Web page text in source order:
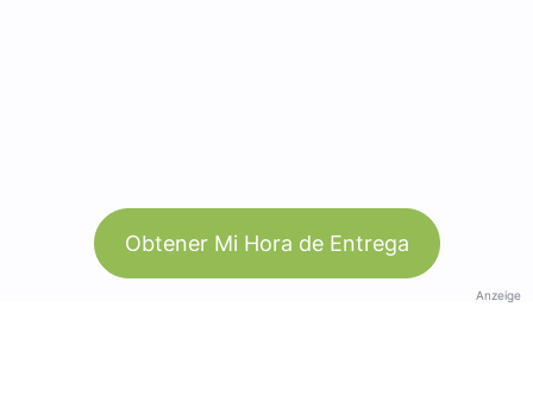
Obtener Mi Hora de Entrega
Anzeige